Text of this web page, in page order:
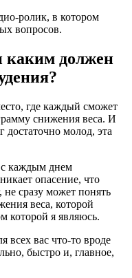
ролик, в котором
вопросов.
каким должен
где каждый сможет
снижения веса. И
достаточно молод, эта
с каждым днем
опасение, что
сразу может понять
веса, которой
которой я являюсь.
всех вас что-то вроде
быстро и, главное,